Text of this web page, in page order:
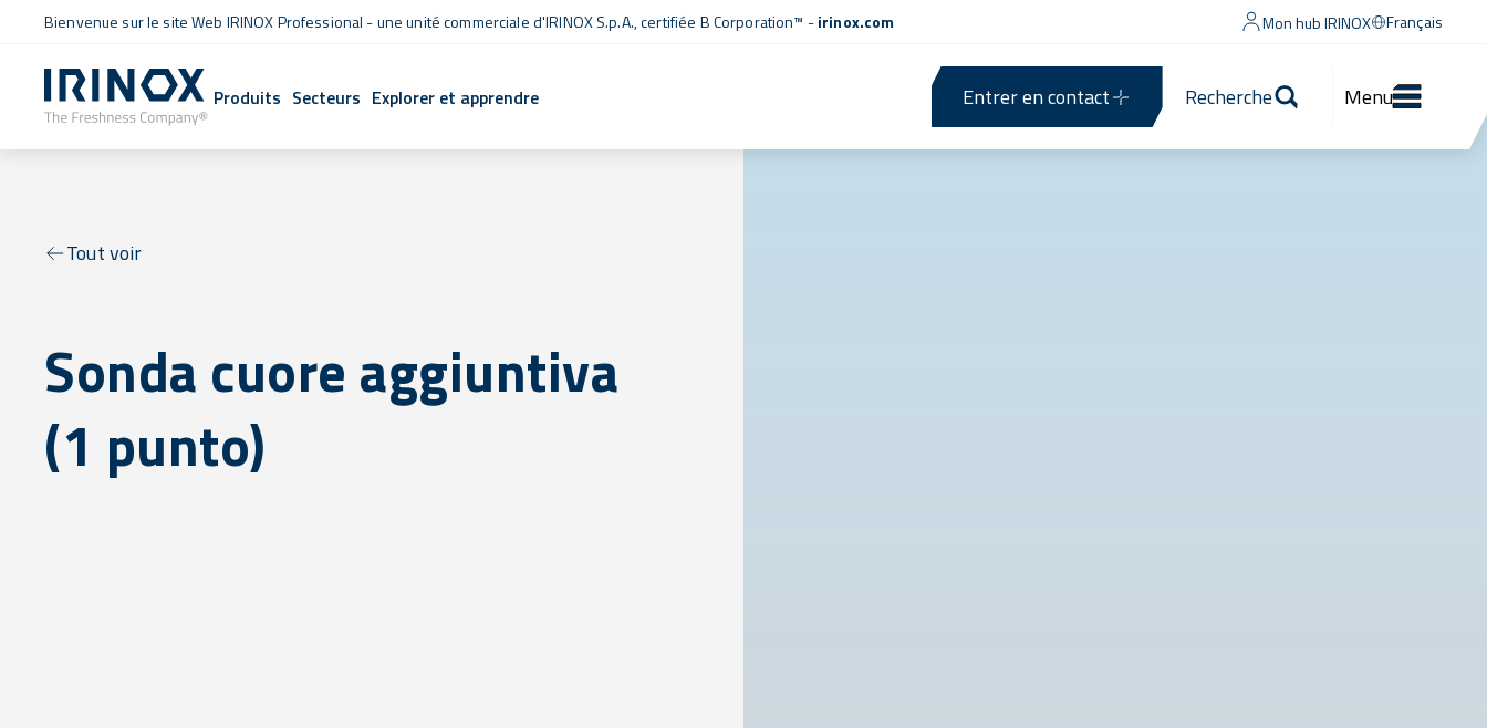
Bienvenue sur le site Web IRINOX Professional - une unité commerciale d'IRINOX S.p.A.,certifiée B Corporation™ -irinox.com Mon hub IRINOX Français
Produits Secteurs Explorer et apprendre Entrer en contact Recherche Menu
Tout voir
Sonda cuore aggiuntiva
(1 punto)